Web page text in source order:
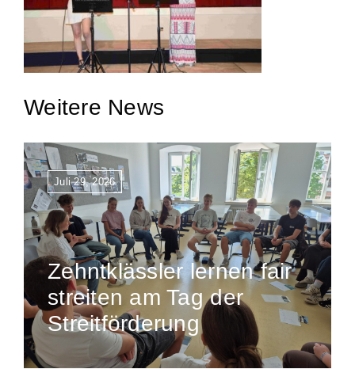
Weitere News
Juli 29, 2026
Zehntklässler lernen fair
streiten am Tag der
Streitförderung